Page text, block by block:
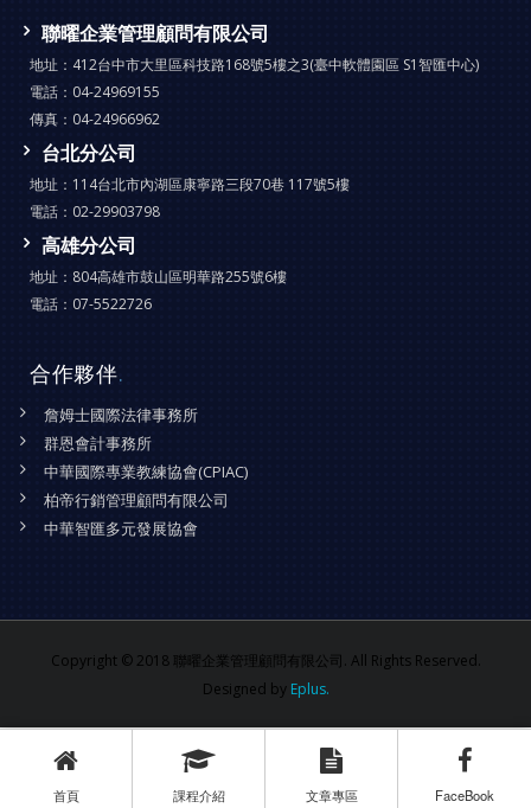
聯曜企業管理顧問有限公司
地址： 412台中市大里區科技路168號5樓之3(臺中軟體園區 S1智匯中心)
電話： 04-24969155
傳真： 04-24966962
台北分公司
地址： 114台北市內湖區康寧路三段70巷 117號5樓
電話： 02-29903798
高雄分公司
地址： 804高雄市鼓山區明華路255號6樓
電話： 07-5522726
合作夥伴.
詹姆士國際法律事務所
群恩會計事務所
中華國際專業教練協會(CPIAC)
柏帝行銷管理顧問有限公司
中華智匯多元發展協會
Copyright © 2018 聯曜企業管理顧問有限公司. All Rights Reserved.
Designed by Eplus.
首頁 課程介紹 文章專區 FaceBook